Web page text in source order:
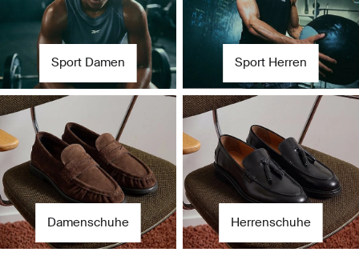
Sport Damen Sport Herren
Damenschuhe Herrenschuhe